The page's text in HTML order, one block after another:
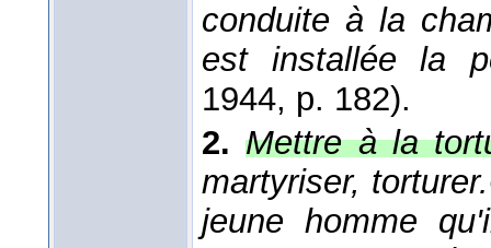
conduite à la
est installée la
1944, p. 182).
2. Mettre à la
martyriser, torturer.
jeune homme